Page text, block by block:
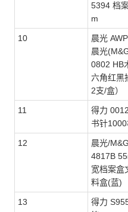
5394 档
m
10
晨光
晨光
0802 HB
六角红黑
2支/盒）
11
得力
书针
12
晨光/
4817B
宽档案盒
料盒(蓝)
13
得力